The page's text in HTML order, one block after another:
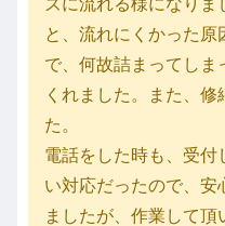
と、流れにくかった原
で、何故詰まってしま
くれました。また、
た。
電話をした時も、受付
い対応だったので、安
ましたが、作業して